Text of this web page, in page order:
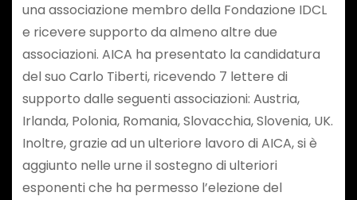
una associazione membro della Fondazione IDCL
e ricevere supporto da almeno altre due
associazioni. AICA ha presentato la candidatura
del suo Carlo Tiberti, ricevendo 7 lettere di
supporto dalle seguenti associazioni: Austria,
Irlanda, Polonia, Romania, Slovacchia, Slovenia, UK.
Inoltre, grazie ad un ulteriore lavoro di AICA, si è
aggiunto nelle urne il sostegno di ulteriori
esponenti che ha permesso l’elezione del